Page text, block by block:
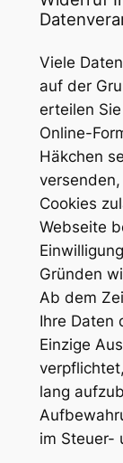
Viele
auf der
erteilen
Online-
Häkchen
Cookies
Webseite
Gründen
Ab dem
Ihre Daten
Einzige
lang
im Steuer-